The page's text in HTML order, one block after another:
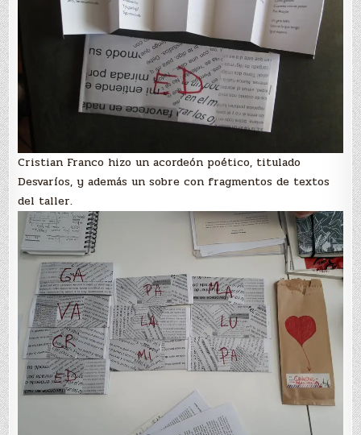
Cristian Franco hizo un acordeón poético, titulado
Desvaríos, y además un sobre con fragmentos de textos
del taller.